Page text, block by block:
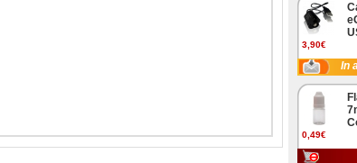
3,90€
In
0,49€